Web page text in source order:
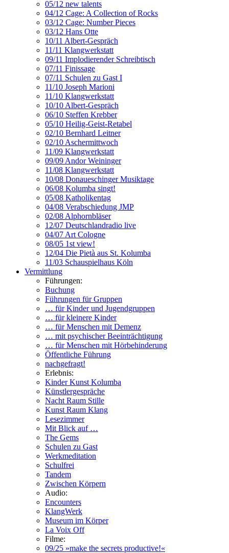
05/12 new talents
04/12 Cage: A Collection of Rocks
03/12 Cage: Number Pieces
03/12 Hans Otte
10/11 Albert-Gespräch
11/11 Klangwerkstatt
09/11 Implodierender Schreibtisch
07/11 Finissage
07/11 Schulen zu Gast I
11/10 Joseph Marioni
11/10 Klangwerkstatt
10/10 Albert-Gespräch
06/10 Steffen Krebber
05/10 Heilig-Geist-Retabel
02/10 Bernhard Leitner
02/10 Aschermittwoch
11/09 Klangwerkstatt
09/09 Andor Weininger
11/08 Klangwerkstatt
10/08 Donaueschinger Musiktage
06/08 Kolumba singt!
05/08 Katholikentag
04/08 Verabschiedung JMP
02/08 Alphornbläser
12/07 Deutschlandradio live
04/07 Art Cologne
08/05 1st view!
12/04 Die Pietà aus St. Kolumba
11/03 Schauspielhaus Köln
Vermittlung
Führungen:
Buchung
Führungen für Gruppen
… für Kinder und Jugendgruppen
… für kleinere Kinder
… für Menschen mit Demenz
… mit psychischer Beeinträchtigung
… für Menschen mit Hörbehinderung
Öffentliche Führung
nachgefragt!
Erlebnis:
Kinder Kunst Kolumba
Künstlergespräche
Nacht Raum Stille
Kunst Raum Klang
Lesezimmer
Mit Blick auf …
The Gems
Schulen zu Gast
Werkmeditation
Schulfrei
Tandem
Zwischen Körpern
Audio:
Encounters
KlangWerk
Museum im Körper
La Voix Off
Filme:
09/25 »make the secrets productive!«